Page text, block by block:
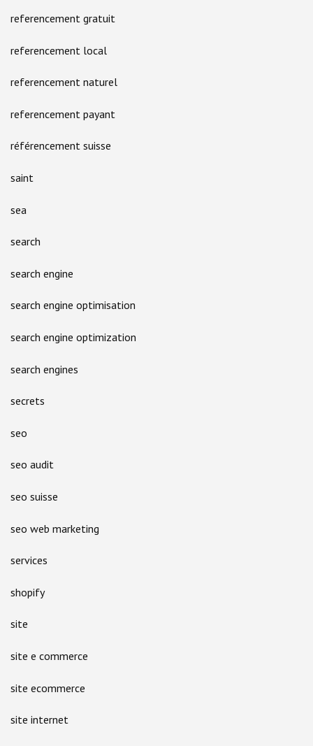
referencement gratuit
referencement local
referencement naturel
referencement payant
référencement suisse
saint
sea
search
search engine
search engine optimisation
search engine optimization
search engines
secrets
seo
seo audit
seo suisse
seo web marketing
services
shopify
site
site e commerce
site ecommerce
site internet